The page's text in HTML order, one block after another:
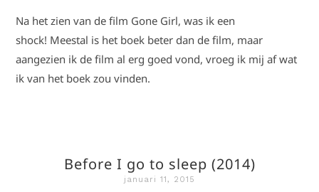
Na het zien van de film Gone Girl, was ik een
shock! Meestal is het boek beter dan de film, maar
aangezien ik de film al erg goed vond, vroeg ik mij af wat
ik van het boek zou vinden.
Before I go to sleep (2014)
januari 11, 2015